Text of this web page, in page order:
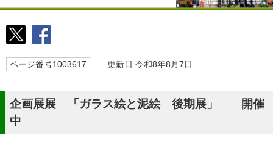
ページ番号1003617 更新日 令和8年8月7日
企画展展 「ガラス絵と泥絵 後期展」 開催
中